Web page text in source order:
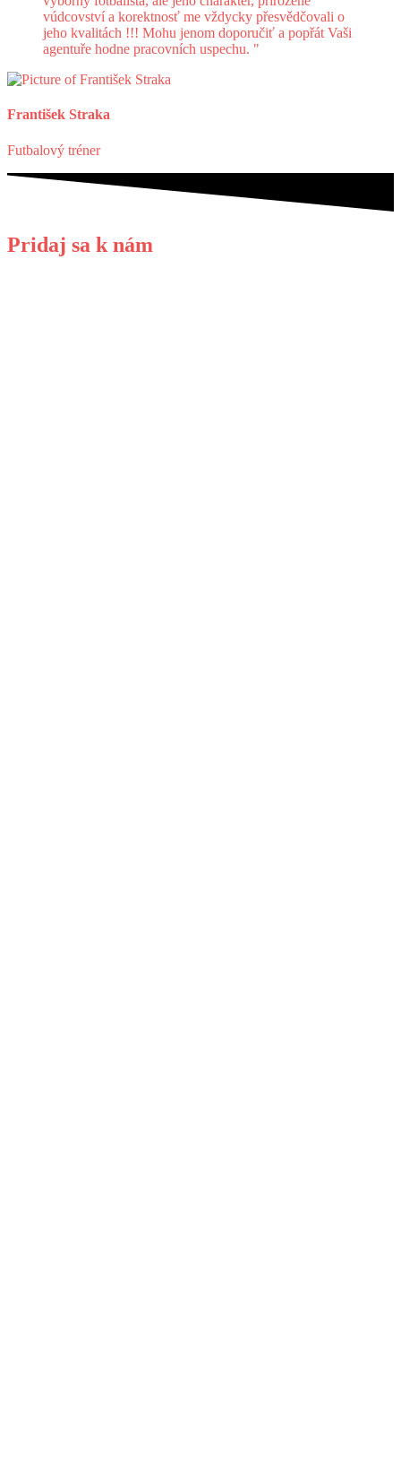
vúdcovství a korektnosť me vždycky přesvědčovali o
jeho kvalitách !!! Mohu jenom doporučiť a popřát Vaši
agentuře hodne pracovních uspechu. "
František Straka
Futbalový tréner
Pridaj sa k nám